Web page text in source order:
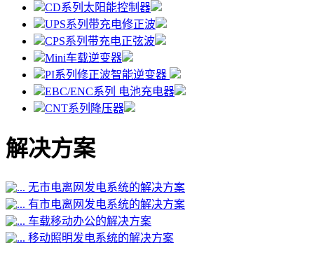
CD系列太阳能控制器
UPS系列带充电修正波
CPS系列带充电正弦波
Mini车载逆变器
PI系列修正波智能逆变器
EBC/ENC系列 电池充电器
CNT系列降压器
解决方案
无市电离网发电系统的解决方案
有市电离网发电系统的解决方案
车载移动办公的解决方案
移动照明发电系统的解决方案